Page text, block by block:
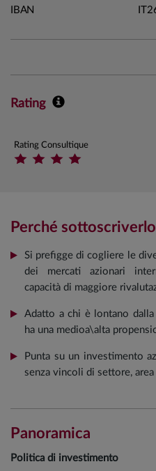
IBAN
Rating
Rating Consultique
Perché sottoscriverlo
Si prefigge di cogliere le
dei mercati azionari
capacità di maggiore
Adatto a chi è lontano
ha una medioa\alta
Punta su un investimento
senza vincoli di settore,
Panoramica
Politica di investimento